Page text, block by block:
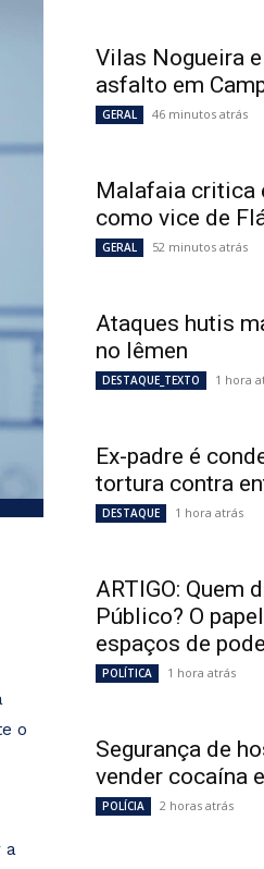
o
a
Vilas Nogueira
asfalto em
GERAL 46 minutos atrás
Malafaia critica
como vice de
GERAL 52 minutos atrás
Ataques hutis
no Iêmen
DESTAQUE_TEXTO 1 hora
Ex-padre é
tortura contra
DESTAQUE 1 hora atrás
ARTIGO: Quem
Público? O
espaços de
POLÍTICA 1 hora atrás
Segurança de
vender cocaína
POLÍCIA 2 horas atrás